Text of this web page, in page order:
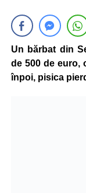
Un bărbat din
de 500 de euro,
înpoi, pisica